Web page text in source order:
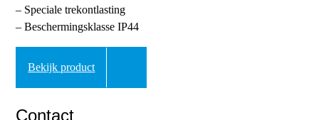
– Speciale trekontlasting
– Beschermingsklasse IP44
Bekijk product
Contact